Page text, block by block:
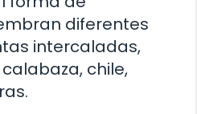
diferentes
intercaladas,
chile,